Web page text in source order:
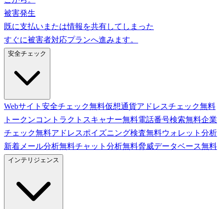
被害発生
既に支払いまたは情報を共有してしまった
すぐに被害者対応プランへ進みます。
安全チェック
Webサイト安全チェック無料仮想通貨アドレスチェック無料
トークンコントラクトスキャナー無料電話番号検索無料企業
チェック無料アドレスポイズニング検査無料ウォレット分析
新着 メール分析無料チャット分析無料脅威データベース無料
インテリジェンス